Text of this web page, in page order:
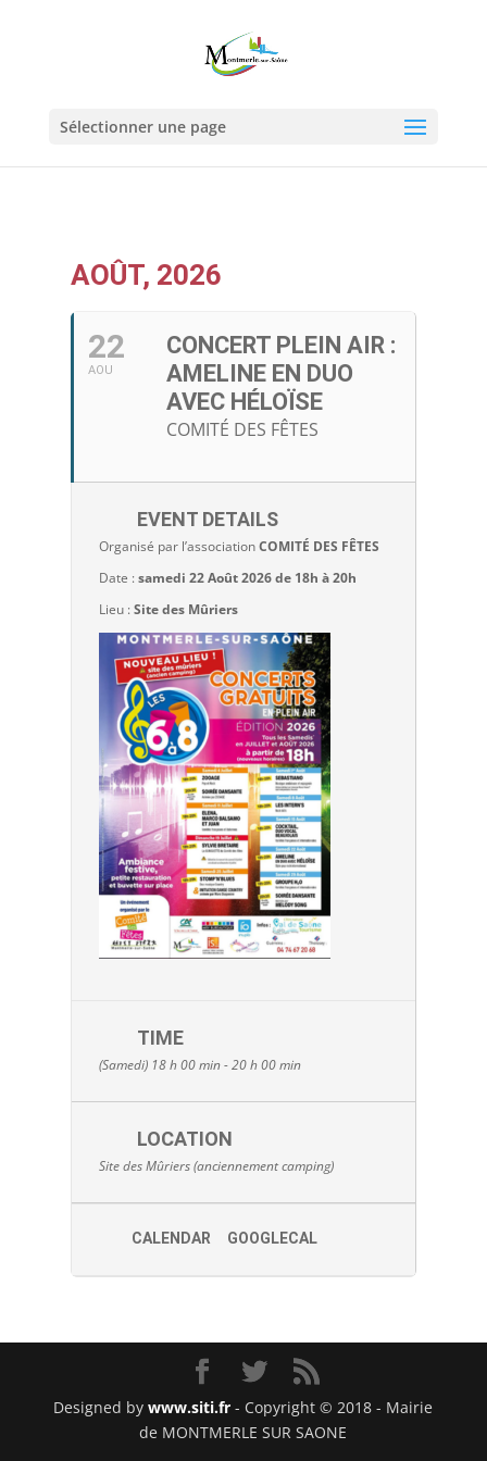
Sélectionner une page
AOÛT, 2026
22
AOU
CONCERT PLEIN AIR :
AMELINE EN DUO
AVEC HÉLOÏSE
COMITÉ DES FÊTES
EVENT DETAILS
Organisé par l’associationCOMITÉ DES FÊTES
Date : samedi 22 Août 2026 de 18h à 20h
Lieu : Site des Mûriers
TIME
(Samedi) 18 h 00 min - 20 h 00 min
LOCATION
Site des Mûriers (anciennement camping)
CALENDAR GOOGLECAL
Designed bywww.siti.fr - Copyright © 2018 - Mairie
de MONTMERLE SUR SAONE